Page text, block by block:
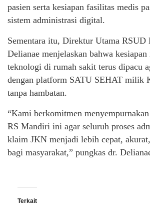
pasien serta kesiapan fasilitas medis
sistem administrasi digital.
Sementara itu, Direktur Utama RSUD
Delianae menjelaskan bahwa
teknologi di rumah sakit terus dipacu
dengan platform SATU SEHAT milik
tanpa hambatan.
“Kami berkomitmen
RS Mandiri ini agar seluruh proses
klaim JKN menjadi lebih cepat,
bagi masyarakat,” pungkas dr.
Terkait